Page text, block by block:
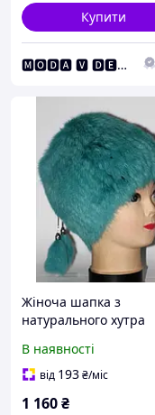
Купити
🅼🅾🅳🅰 🆅 🅳🅴🆃🅰🅻🆈🅰🅷
Жіноча шапка з
натурального хутра
В наявності
від 193₴/міс
1 160₴